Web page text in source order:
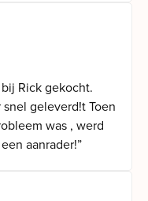
Rick gekocht.
geleverd!t Toen
was , werd
aanrader!”